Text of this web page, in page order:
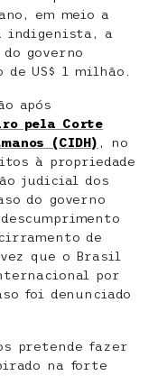
em meio a
indigenista, a
governo
US$ 1 milhão.
após
pela Corte
(CIDH) , no
à propriedade
judicial dos
do governo
de
que o Brasil
por
foi denunciado
pretende fazer
na forte